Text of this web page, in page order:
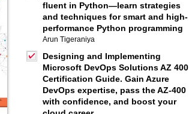
fluent in Python—learn strategies
and techniques for smart and high-
performance Python programming
Arun Tigeraniya
Designing and Implementing
Microsoft DevOps Solutions AZ 400
Certification Guide. Gain Azure
DevOps expertise, pass the AZ-400
with confidence, and boost your